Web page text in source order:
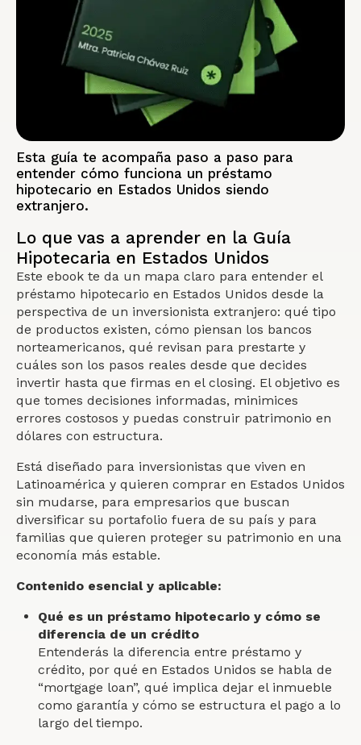
Esta guía te acompaña paso a paso para
entender cómo funciona un préstamo
hipotecario en Estados Unidos siendo
extranjero.
Lo que vas a aprender en la Guía
Hipotecaria en Estados Unidos
Este ebook te da un mapa claro para entender el
préstamo hipotecario en Estados Unidos desde la
perspectiva de un inversionista extranjero: qué tipo
de productos existen, cómo piensan los bancos
norteamericanos, qué revisan para prestarte y
cuáles son los pasos reales desde que decides
invertir hasta que firmas en el closing. El objetivo es
que tomes decisiones informadas, minimices
errores costosos y puedas construir patrimonio en
dólares con estructura.
Está diseñado para inversionistas que viven en
Latinoamérica y quieren comprar en Estados Unidos
sin mudarse, para empresarios que buscan
diversificar su portafolio fuera de su país y para
familias que quieren proteger su patrimonio en una
economía más estable.
Contenido esencial y aplicable:
Qué es un préstamo hipotecario y cómo se
diferencia de un crédito
Entenderás la diferencia entre préstamo y
crédito, por qué en Estados Unidos se habla de
“mortgage loan”, qué implica dejar el inmueble
como garantía y cómo se estructura el pago a lo
largo del tiempo.